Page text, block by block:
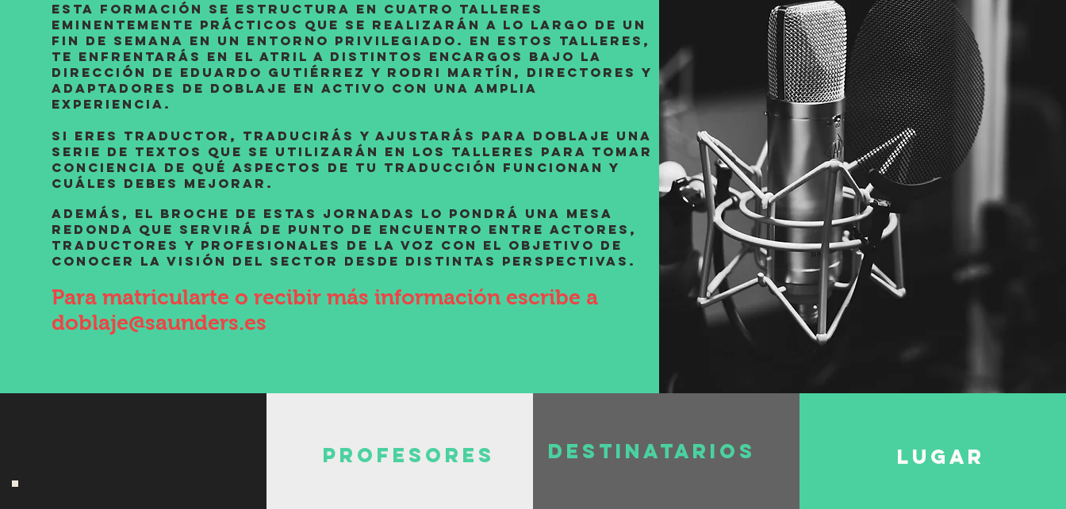
Esta formación se estructura en cuatro talleres
eminentemente prácticos que se realizarán a lo largo de un
fin de semana en un entorno privilegiado. En estos talleres,
te enfrentarás en el atril a distintos encargos bajo la
dirección de Eduardo Gutiérrez y Rodri Martín, directores y
adaptadores de doblaje en activo con una amplia
experiencia.
si eres traductor, traducirás y ajustarás para doblaje una
serie de textos que se utilizarán en los talleres para tomar
conciencia de qué aspectos de tu traducción funcionan y
cuáles debes mejorar.
Además, el broche de estas jornadas lo pondrá una mesa
redonda que servirá de punto de encuentro entre actores,
TRADUCTORES Y profesionales de la voz con el objetivo de
conocer la visión del sector desde distintas perspectivas.
Para matricularte o recibir más información escribe a
doblaje@saunders.es
profesores destinatarios lugar